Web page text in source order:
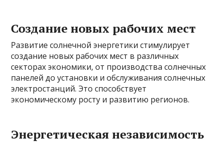
Создание новых рабочих мест
Развитие солнечной энергетики стимулирует
создание новых рабочих мест в различных
секторах экономики, от производства солнечных
панелей до установки и обслуживания солнечных
электростанций. Это способствует
экономическому росту и развитию регионов.
Энергетическая независимость